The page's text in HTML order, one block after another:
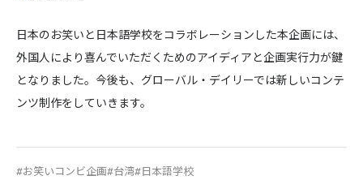
日本のお笑いと日本語学校をコラボレーションした本企画には、
外国人により喜んでいただくためのアイディアと企画実行力が鍵
となりました。今後も、グローバル・デイリーでは新しいコンテ
ンツ制作をしていきます。
お笑いコンビ企画 台湾 日本語学校